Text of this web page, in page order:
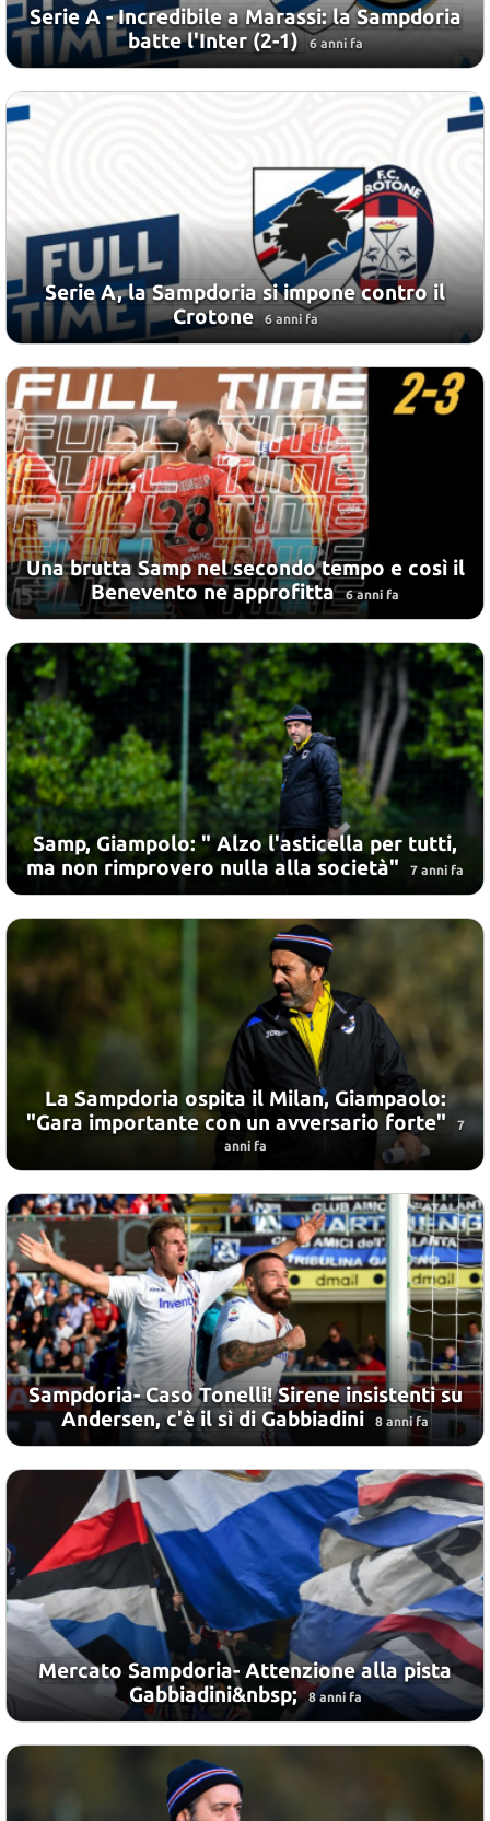
Serie A - Incredibile a Marassi: la Sampdoria
batte l'Inter (2-1) 6 anni fa
Serie A, la Sampdoria si impone contro il
Crotone 6 anni fa
Una brutta Samp nel secondo tempo e così il
Benevento ne approfitta 6 anni fa
Samp, Giampolo: " Alzo l'asticella per tutti,
ma non rimprovero nulla alla società"
7 anni fa
La Sampdoria ospita il Milan, Giampaolo:
"Gara importante con un avversario forte"
7
anni fa
Sampdoria- Caso Tonelli! Sirene insistenti su
Andersen, c'è il sì di Gabbiadini
8 anni fa
Mercato Sampdoria- Attenzione alla pista
Gabbiadini&nbsp; 8 anni fa